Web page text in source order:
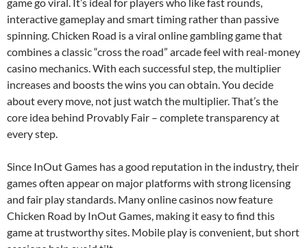
interactive gameplay and smart timing rather than passive
spinning. Chicken Road is a viral online gambling game that
combines a classic “cross the road” arcade feel with real-money
casino mechanics. With each successful step, the multiplier
increases and boosts the wins you can obtain. You decide
about every move, not just watch the multiplier. That’s the
core idea behind Provably Fair – complete transparency at
every step.
Since InOut Games has a good reputation in the industry, their
games often appear on major platforms with strong licensing
and fair play standards. Many online casinos now feature
Chicken Road by InOut Games, making it easy to find this
game at trustworthy sites. Mobile play is convenient, but short